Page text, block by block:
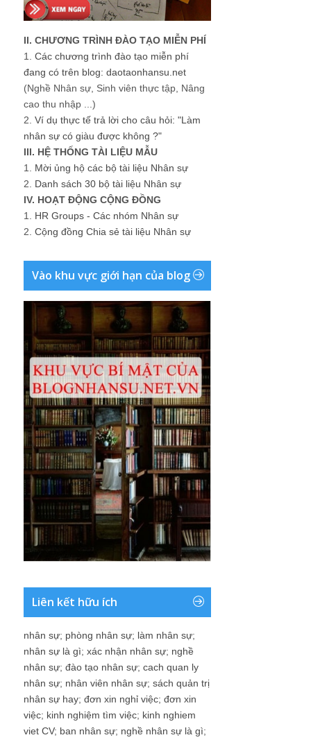
II. CHƯƠNG TRÌNH ĐÀO TẠO MIỄN PHÍ
1. Các chương trình đào tạo miễn phí
đang có trên blog: daotaonhansu.net
(Nghề Nhân sự, Sinh viên thực tập, Nâng
cao thu nhập ...)
2. Ví dụ thực tế trả lời cho câu hỏi: "Làm
nhân sự có giàu được không ?"
III. HỆ THỐNG TÀI LIỆU MẪU
1. Mời ủng hộ các bộ tài liệu Nhân sự
2. Danh sách 30 bộ tài liệu Nhân sự
IV. HOẠT ĐỘNG CỘNG ĐỒNG
1. HR Groups - Các nhóm Nhân sự
2. Cộng đồng Chia sẻ tài liệu Nhân sự
Vào khu vực giới hạn của blog
Liên kết hữu ích
nhân sự; phòng nhân sự; làm nhân sự;
nhân sự là gì; xác nhận nhân sự; nghề
nhân sự; đào tạo nhân sự; cach quan ly
nhân sự; nhân viên nhân sự; sách quản trị
nhân sự hay; đơn xin nghỉ việc; đơn xin
việc; kinh nghiệm tìm việc; kinh nghiem
viet CV; ban nhân sự; nghề nhân sự là gì;